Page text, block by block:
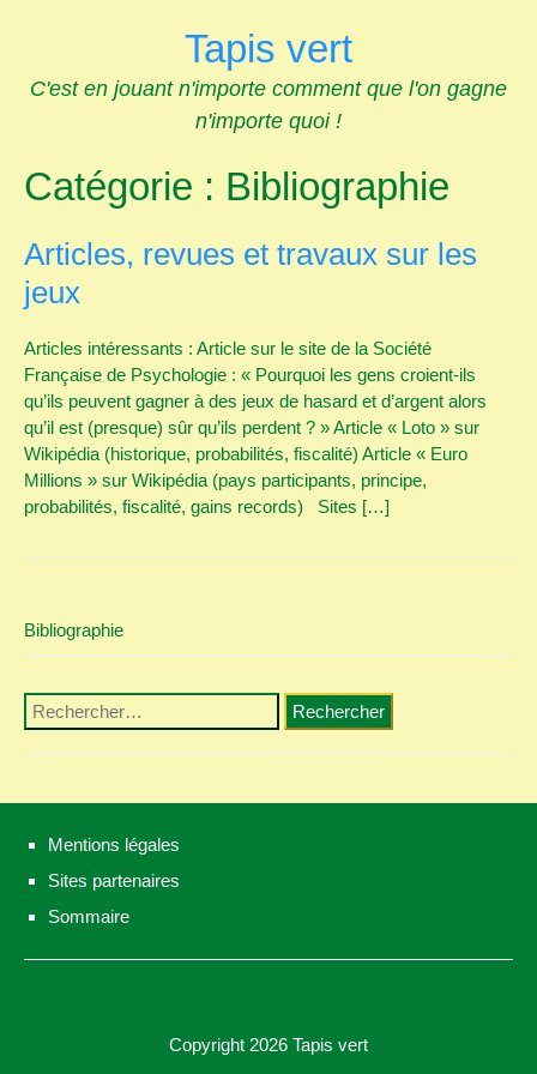
Tapis vert
C'est en jouant n'importe comment que l'on gagne
n'importe quoi !
Catégorie : Bibliographie
Articles, revues et travaux sur les
jeux
Articles intéressants : Article sur le site de la Société
Française de Psychologie : « Pourquoi les gens croient-ils
qu’ils peuvent gagner à des jeux de hasard et d’argent alors
qu’il est (presque) sûr qu’ils perdent ? » Article « Loto » sur
Wikipédia (historique, probabilités, fiscalité) Article « Euro
Millions » sur Wikipédia (pays participants, principe,
probabilités, fiscalité, gains records) Sites […]
Bibliographie
Rechercher :
Mentions légales
Sites partenaires
Sommaire
Copyright 2026 Tapis vert